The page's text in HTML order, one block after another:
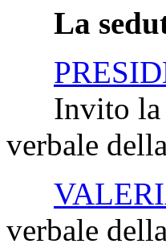
La
Invito la
verbale
verbale